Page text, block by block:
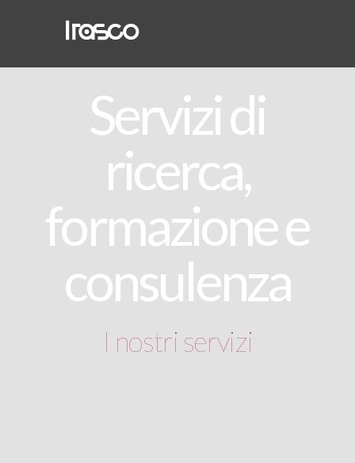
Servizi di
ricerca,
formazione e
consulenza
I nostri servizi